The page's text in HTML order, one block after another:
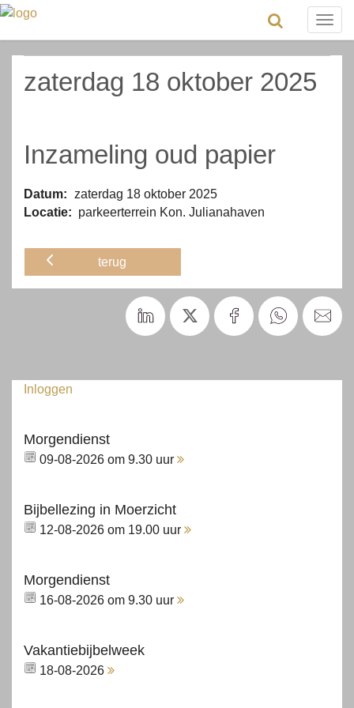
zaterdag 18 oktober 2025
Inzameling oud papier
Datum: zaterdag 18 oktober 2025
Locatie: parkeerterrein Kon. Julianahaven
terug
Inloggen
Morgendienst
09-08-2026 om 9.30 uur
Bijbellezing in Moerzicht
12-08-2026 om 19.00 uur
Morgendienst
16-08-2026 om 9.30 uur
Vakantiebijbelweek
18-08-2026